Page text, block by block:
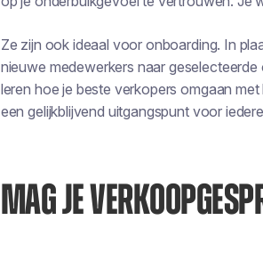
Ze zijn ook ideaal voor onboarding. In
nieuwe medewerkers naar
leren hoe je beste verkopers omgaan
een gelijkblijvend uitgangspunt voor
MAG JE